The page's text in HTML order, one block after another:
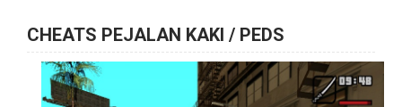
CHEATS PEJALAN KAKI / PEDS